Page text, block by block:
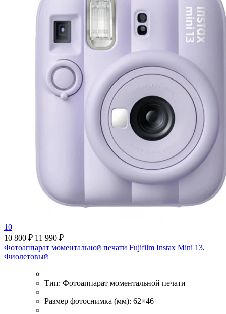
10
10 800 ₽ 11 990 ₽
Фотоаппарат моментальной печати Fujifilm Instax Mini 13,
Фиолетовый
Тип: Фотоаппарат моментальной печати
Размер фотоснимка (мм): 62×46